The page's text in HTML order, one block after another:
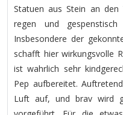
Statuen aus Stein an den
regen und gespenstisch
Insbesondere der
schafft hier wirkungsvolle
ist wahrlich sehr
Pep aufbereitet.
Luft auf, und brav wird